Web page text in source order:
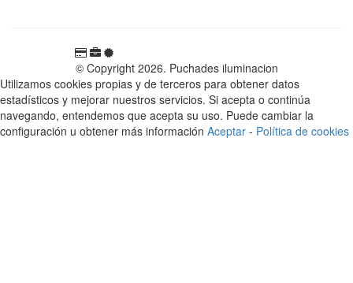
© Copyright 2026. Puchades iluminacion
Utilizamos cookies propias y de terceros para obtener datos
estadísticos y mejorar nuestros servicios. Si acepta o continúa
navegando, entendemos que acepta su uso. Puede cambiar la
configuración u obtener más información Aceptar - Política de cookies